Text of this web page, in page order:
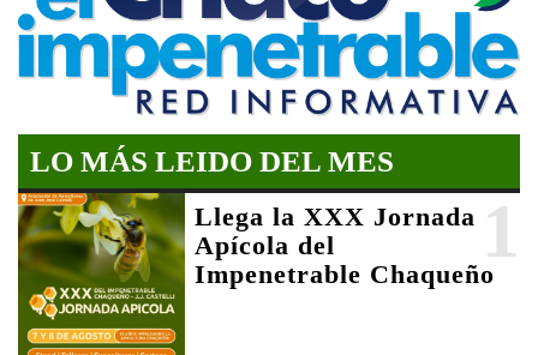
LO MÁS LEIDO DEL MES
1
Llega la XXX Jornada
Apícola del
Impenetrable Chaqueño